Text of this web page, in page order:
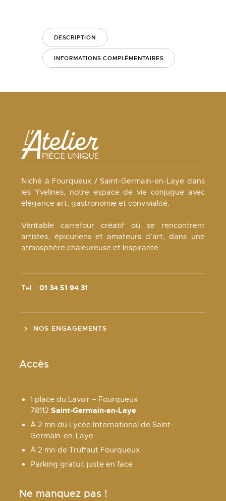
DESCRIPTION
INFORMATIONS COMPLÉMENTAIRES
Niché à Fourqueux / Saint-Germain-en-Laye dans
les Yvelines, notre espace de vie conjugue avec
élégance art, gastronomie et convivialité.
Véritable carrefour créatif où se rencontrent
artistes, épicuriens et amateurs d’art, dans une
atmosphère chaleureuse et inspirante.
Tel. :01 34 51 94 31
NOS ENGAGEMENTS
Accès
1 place du Lavoir – Fourqueux
78112Saint-Germain-en-Laye
À 2 mn du Lycée International de Saint-
Germain-en-Laye
À 2 mn de Truffaut Fourqueux
Parking gratuit juste en face
Ne manquez pas !